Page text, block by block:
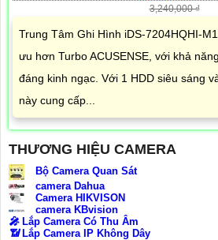
3,240,000 ₫
Trung Tâm Ghi Hình iDS-7204HQHI-
ưu hơn Turbo ACUSENSE, với khả
đáng kinh ngạc. Với 1 HDD siêu sáng
này cung cấp...
THƯƠNG HIỆU CAMERA
Bộ Camera Quan Sát
camera Dahua
Camera HIKVISON
camera KBvision
️🎤️ Lắp Camera Có Thu Âm
📶 Lắp Camera IP Không Dây